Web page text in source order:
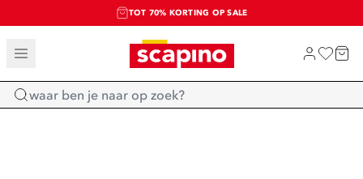
TOT 70% KORTING OP SALE
SALE: LAATSTE KANS!
SHOP NIEUW
Home